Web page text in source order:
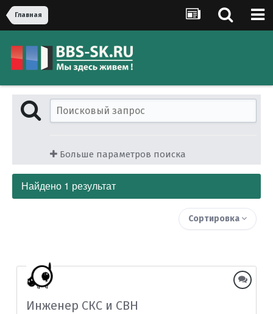
Главная
Больше параметров поиска
Найдено 1 результат
Сортировка
Инженер СКС и СВН